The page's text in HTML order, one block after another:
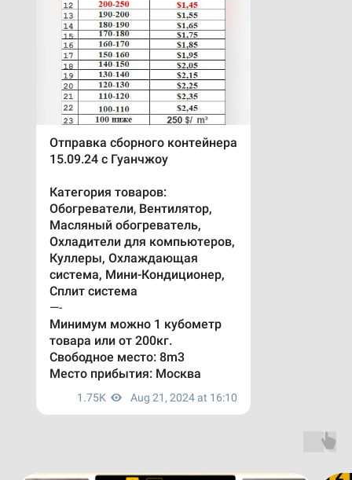
ОТЗЫВЫ
Посмотреть все отзывы на
Мы высоко ценим наших клиентов и стремимся
поддерживать свою репутацию на высоком
уровне. Заботясь о клиентах, мы обеспечиваем
качество наших услуг, а также стремимся
предвосхищать их потребности.